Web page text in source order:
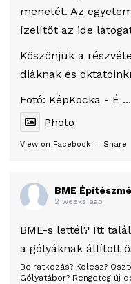
menetét. Az
ízelítőt az ide
Köszönjük a
diáknak és
Fotó: KépKocka - É ...
Photo
View on Facebook · Share
BME
2 weeks ago
BME-s lettél? Itt
a gólyáknak állított
Beiratkozás? Kolesz?
Gólyatábor? Rengeteg új